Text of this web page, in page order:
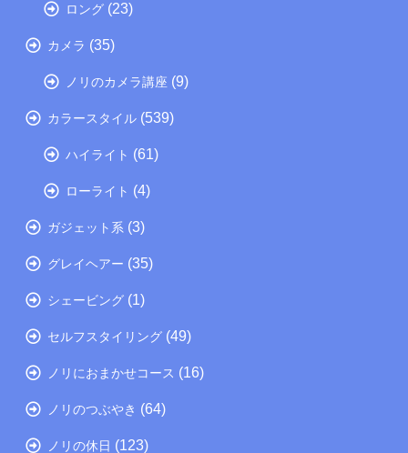
ロング (23)
カメラ (35)
ノリのカメラ講座 (9)
カラースタイル (539)
ハイライト (61)
ローライト (4)
ガジェット系 (3)
グレイヘアー (35)
シェービング (1)
セルフスタイリング (49)
ノリにおまかせコース (16)
ノリのつぶやき (64)
ノリの休日 (123)